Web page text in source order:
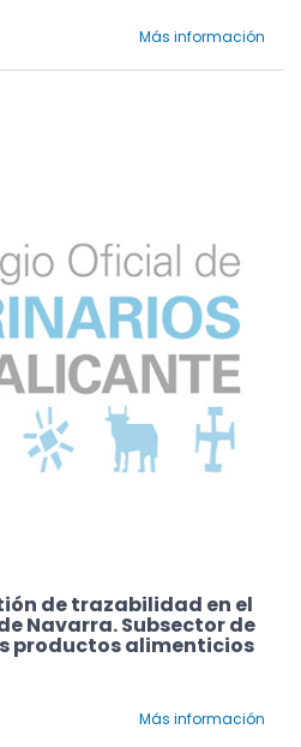
Más información
de trazabilidad en el
Navarra. Subsector de
productos alimenticios
Más información